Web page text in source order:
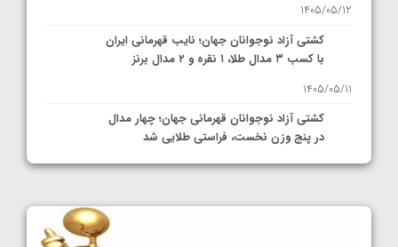
1405/05/12
کشتی آزاد نوجوانان جهان؛ نایب قهرمانی ایران
با کسب ۳ مدال طلا، ۱ نقره و ۲ مدال برنز
1405/05/11
کشتی آزاد نوجوانان قهرمانی جهان؛ چهار مدال
در پنج وزن نخست، فراستی طلایی شد
1405/05/11